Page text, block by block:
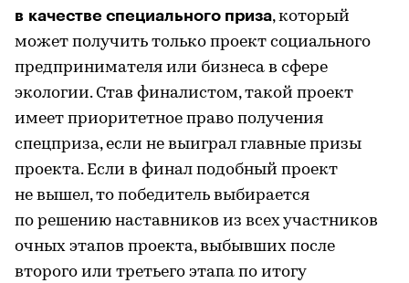
в качестве специального приза, который
может получить только проект социального
предпринимателя или бизнеса в сфере
экологии. Став финалистом, такой проект
имеет приоритетное право получения
спецприза, если не выиграл главные призы
проекта. Если в финал подобный проект
не вышел, то победитель выбирается
по решению наставников из всех участников
очных этапов проекта, выбывших после
второго или третьего этапа по итогу